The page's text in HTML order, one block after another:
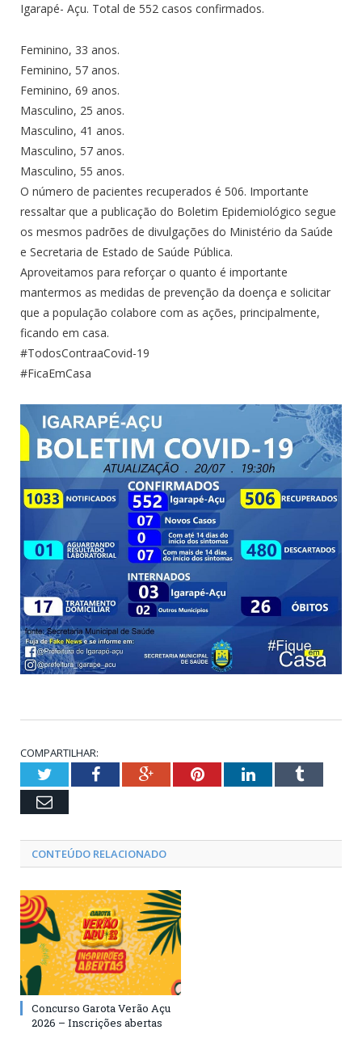
Igarapé- Açu. Total de 552 casos confirmados.
Feminino, 33 anos.
Feminino, 57 anos.
Feminino, 69 anos.
Masculino, 25 anos.
Masculino, 41 anos.
Masculino, 57 anos.
Masculino, 55 anos.
O número de pacientes recuperados é 506. Importante
ressaltar que a publicação do Boletim Epidemiológico segue
os mesmos padrões de divulgações do Ministério da Saúde
e Secretaria de Estado de Saúde Pública.
Aproveitamos para reforçar o quanto é importante
mantermos as medidas de prevenção da doença e solicitar
que a população colabore com as ações, principalmente,
ficando em casa.
#TodosContraaCovid-19
#FicaEmCasa
COMPARTILHAR:
TwitterFacebookGoogle+PinterestLinkedInTumblr
Email
CONTEÚDO RELACIONADO
Concurso Garota Verão Açu
2026 – Inscrições abertas